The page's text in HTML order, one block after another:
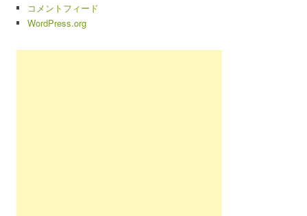
コメントフィード
WordPress.org